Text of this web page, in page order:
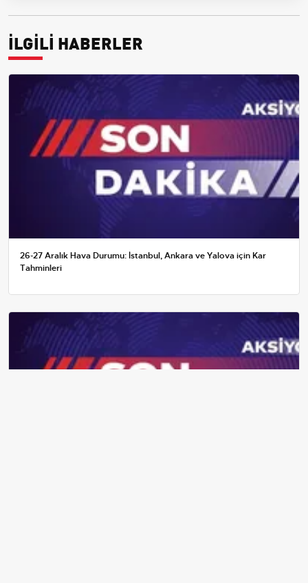
İLGİLİ HABERLER
26-27 Aralık Hava Durumu: İstanbul, Ankara ve Yalova için Kar
Tahminleri